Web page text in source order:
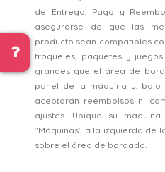
de Entrega, Pago y
asegurarse de que las
producto sean compatibles
troqueles, paquetes y
grandes que el área de
panel de la máquina y, bajo
aceptarán reembolsos ni
ajustes. Ubique su
"Máquinas" a la izquierda de
sobre el área de bordado.